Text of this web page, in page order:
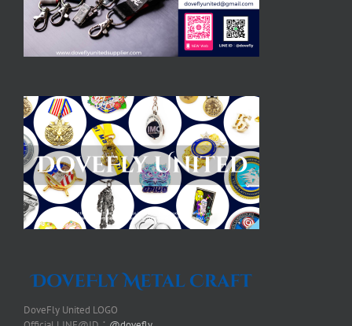
DoveFly United LOGO